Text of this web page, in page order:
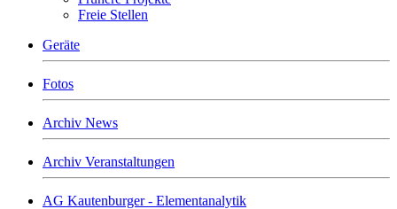
Freie Stellen
Geräte
Fotos
Archiv News
Archiv Veranstaltungen
AG Kautenburger - Elementanalytik